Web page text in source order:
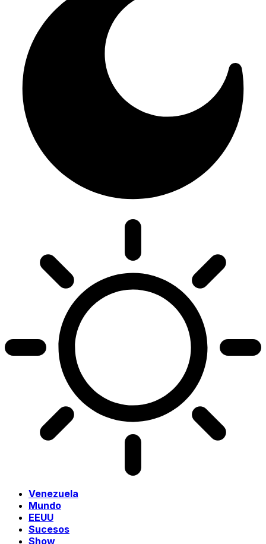
Venezuela
Mundo
EEUU
Sucesos
Show